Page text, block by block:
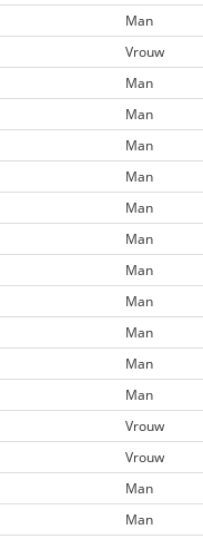
Man
Vrouw
Man
Man
Man
Man
Man
Man
Man
Man
Man
Man
Man
Vrouw
Vrouw
Man
Man